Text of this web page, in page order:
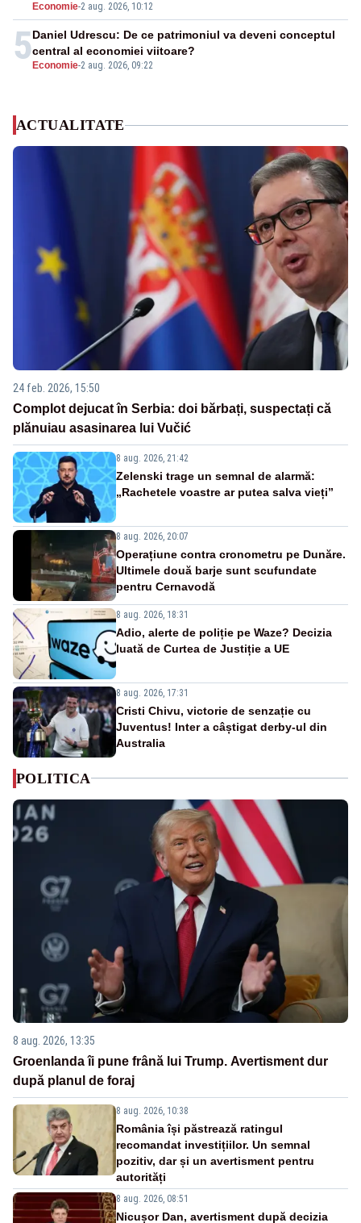
Economie-2 aug. 2026, 10:12
5 Economie-2 aug. 2026, 09:22
Daniel Udrescu: De ce patrimoniul va deveni conceptul
central al economiei viitoare?
ACTUALITATE
24 feb. 2026, 15:50
Complot dejucat în Serbia: doi bărbați, suspectați că
plănuiau asasinarea lui Vučić
8 aug. 2026, 21:42
Zelenski trage un semnal de alarmă:
„Rachetele voastre ar putea salva vieți”
8 aug. 2026, 20:07
Operațiune contra cronometru pe Dunăre.
Ultimele două barje sunt scufundate
pentru Cernavodă
8 aug. 2026, 18:31
Adio, alerte de poliție pe Waze? Decizia
luată de Curtea de Justiție a UE
8 aug. 2026, 17:31
Cristi Chivu, victorie de senzație cu
Juventus! Inter a câștigat derby-ul din
Australia
POLITICA
8 aug. 2026, 13:35
Groenlanda îi pune frână lui Trump. Avertisment dur
după planul de foraj
8 aug. 2026, 10:38
România își păstrează ratingul
recomandat investițiilor. Un semnal
pozitiv, dar și un avertisment pentru
autorități
8 aug. 2026, 08:51
Nicușor Dan, avertisment după decizia